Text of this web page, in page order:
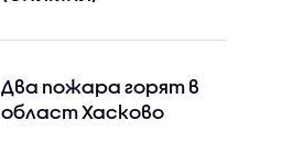
Два пожара горят в
област Хасково